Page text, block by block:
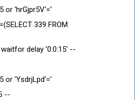
or 'hrGjpr5V'='
339 FROM
waitfor delay '0:0:15' --
or 'YsdrjLpd'='
--